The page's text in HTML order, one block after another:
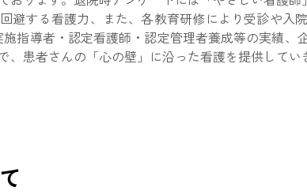
避する看護力、また、各教育研修により受診や
指導者・認定看護師・認定管理者養成等の実績
、患者さんの「心の壁」に沿った看護を提供してい